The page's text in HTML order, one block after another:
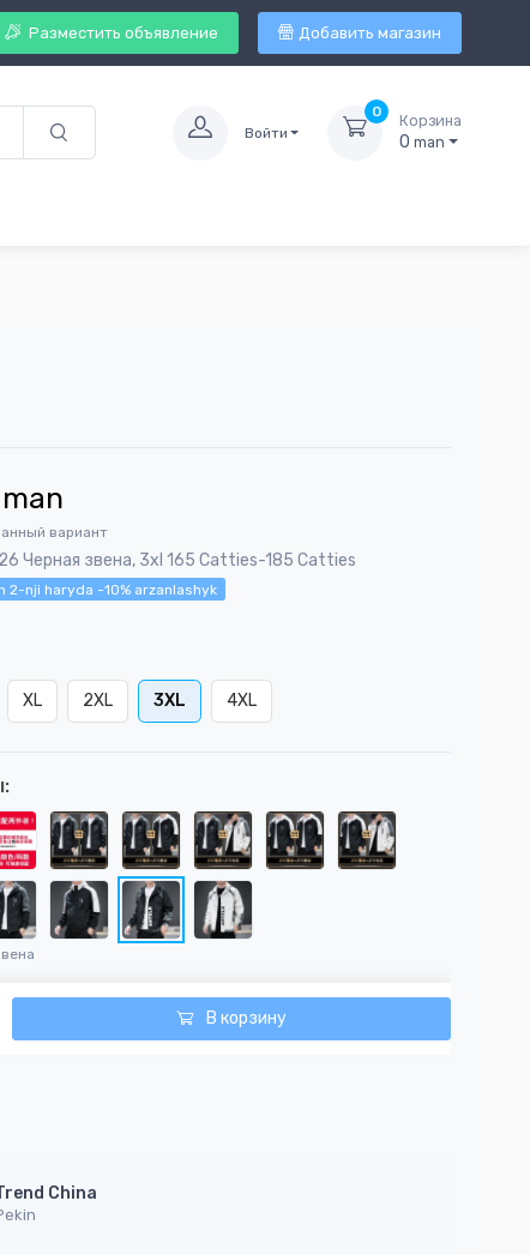
Разместить объявление Добавить магазин
Войти
0
Корзина
0 man
man
вариант
Черная звена, 3xl 165 Catties-185 Catties
2-nji haryda -10% arzanlashyk
XL 2XL 3XL 4XL
В корзину
China